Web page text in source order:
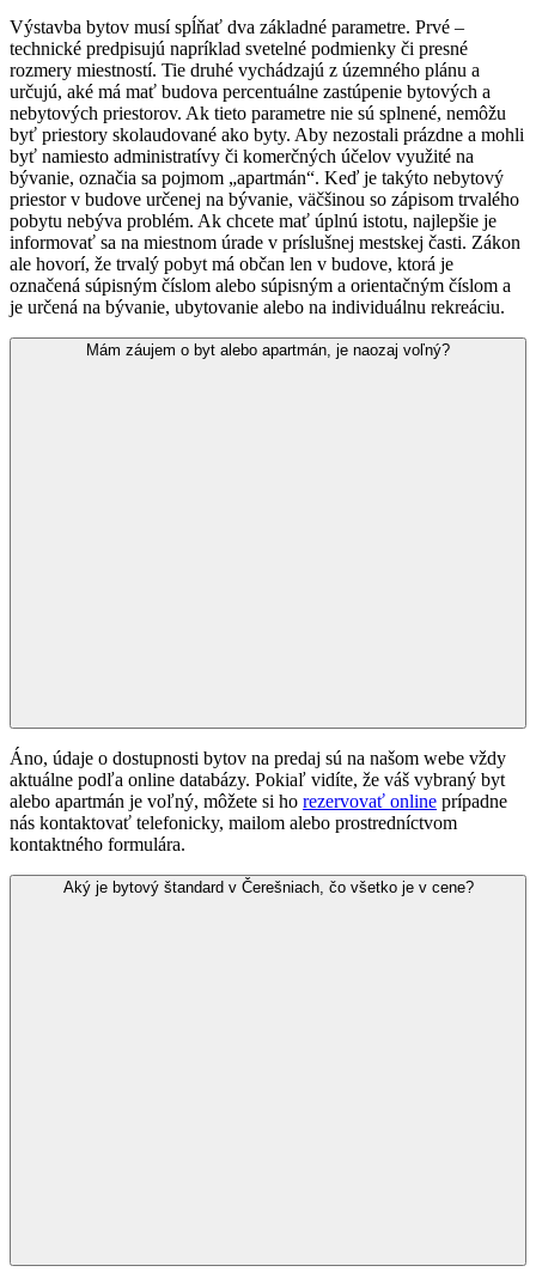
Výstavba bytov musí spĺňať dva základné parametre. Prvé –
technické predpisujú napríklad svetelné podmienky či presné
rozmery miestností. Tie druhé vychádzajú z územného plánu a
určujú, aké má mať budova percentuálne zastúpenie bytových a
nebytových priestorov. Ak tieto parametre nie sú splnené, nemôžu
byť priestory skolaudované ako byty. Aby nezostali prázdne a mohli
byť namiesto administratívy či komerčných účelov využité na
bývanie, označia sa pojmom „apartmán“. Keď je takýto nebytový
priestor v budove určenej na bývanie, väčšinou so zápisom trvalého
pobytu nebýva problém. Ak chcete mať úplnú istotu, najlepšie je
informovať sa na miestnom úrade v príslušnej mestskej časti. Zákon
ale hovorí, že trvalý pobyt má občan len v budove, ktorá je
označená súpisným číslom alebo súpisným a orientačným číslom a
je určená na bývanie, ubytovanie alebo na individuálnu rekreáciu.
Mám záujem o byt alebo apartmán, je naozaj voľný?
Áno, údaje o dostupnosti bytov na predaj sú na našom webe vždy
aktuálne podľa online databázy. Pokiaľ vidíte, že váš vybraný byt
alebo apartmán je voľný, môžete si ho rezervovať online prípadne
nás kontaktovať telefonicky, mailom alebo prostredníctvom
kontaktného formulára.
Aký je bytový štandard v Čerešniach, čo všetko je v cene?